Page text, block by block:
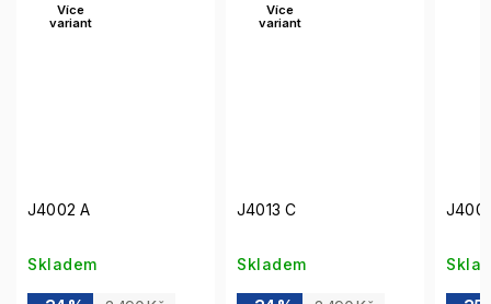
Více
variant
J4002 A
Skladem
Více
variant
J4013 C
Skladem